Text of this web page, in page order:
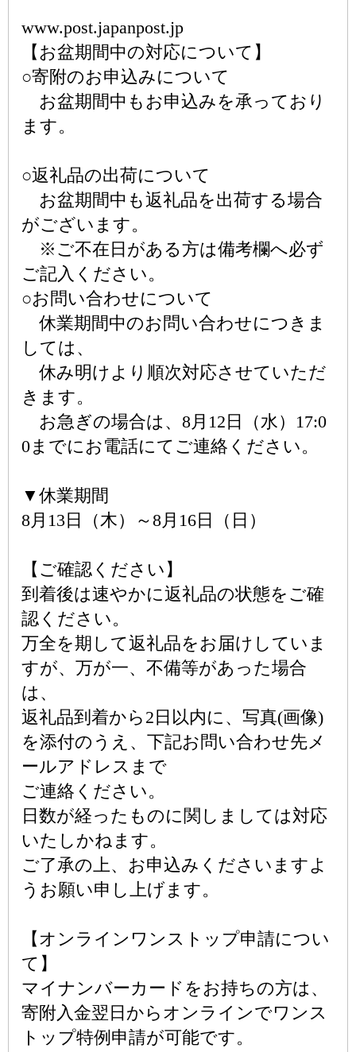
www.post.japanpost.jp
【お盆期間中の対応について】
○寄附のお申込みについて
お盆期間中もお申込みを承っており
ます。
○返礼品の出荷について
お盆期間中も返礼品を出荷する場合
がございます。
※ご不在日がある方は備考欄へ必ず
ご記入ください。
○お問い合わせについて
休業期間中のお問い合わせにつきま
しては、
休み明けより順次対応させていただ
きます。
お急ぎの場合は、8月12日（水）17:0
0までにお電話にてご連絡ください。
▼休業期間
8月13日（木）～8月16日（日）
【ご確認ください】
到着後は速やかに返礼品の状態をご確
認ください。
万全を期して返礼品をお届けしていま
すが、万が一、不備等があった場合
は、
返礼品到着から2日以内に、写真(画像)
を添付のうえ、下記お問い合わせ先メ
ールアドレスまで
ご連絡ください。
日数が経ったものに関しましては対応
いたしかねます。
ご了承の上、お申込みくださいますよ
うお願い申し上げます。
【オンラインワンストップ申請につい
て】
マイナンバーカードをお持ちの方は、
寄附入金翌日からオンラインでワンス
トップ特例申請が可能です。